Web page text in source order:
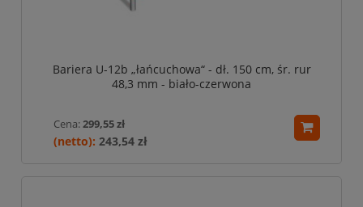
Bariera U-12b „łańcuchowa“ - dł. 150 cm, śr. rur
48,3 mm - biało-czerwona
Cena: 299,55 zł
243,54 zł